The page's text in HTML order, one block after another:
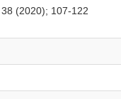
(2020); 107-122